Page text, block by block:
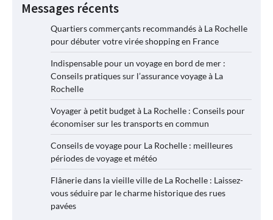
Messages récents
Quartiers commerçants recommandés à La Rochelle
pour débuter votre virée shopping en France
Indispensable pour un voyage en bord de mer :
Conseils pratiques sur l’assurance voyage à La
Rochelle
Voyager à petit budget à La Rochelle : Conseils pour
économiser sur les transports en commun
Conseils de voyage pour La Rochelle : meilleures
périodes de voyage et météo
Flânerie dans la vieille ville de La Rochelle : Laissez-
vous séduire par le charme historique des rues
pavées